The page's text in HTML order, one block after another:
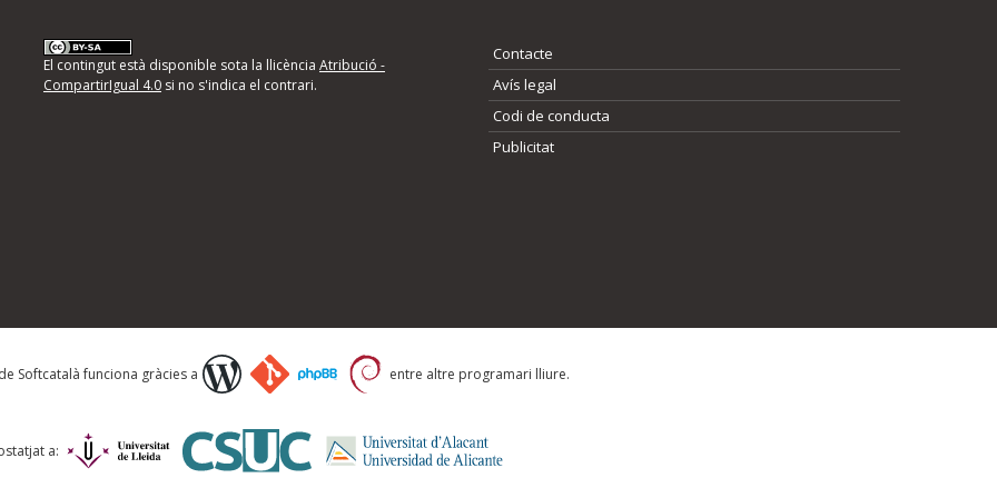
d'errors
següents i descriviu quina és la millora que
El contingut està disponible sota la llicència Atribució -
CompartirIgual 4.0si no s'indica el contrari.
Contacte
Avís legal
Codi de conducta
Publicitat
Softcatalà funciona gràcies a entre altre programari lliure.
a: